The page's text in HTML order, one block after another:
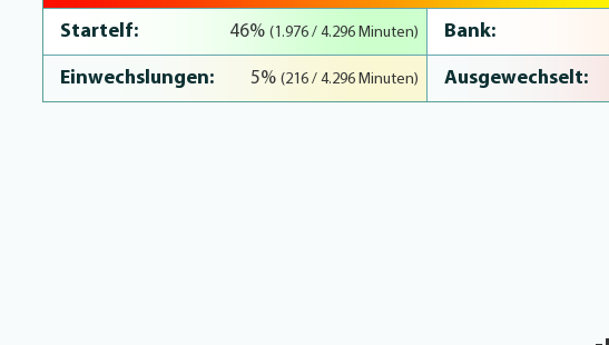
Startelf: 46%(1.976 / 4.296 Minuten) Bank:
Einwechslungen: 5%(216 / 4.296 Minuten) Ausgewechselt: